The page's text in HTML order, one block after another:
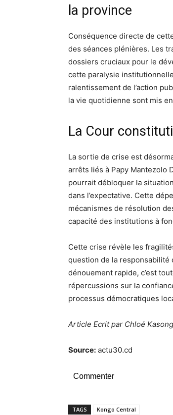
la province
Conséquence directe de
des séances plénières. Les
dossiers cruciaux pour le
cette paralysie
ralentissement de l’action
la vie quotidienne sont mis
La Cour
La sortie de crise est
arrêts liés à Papy Mantezolo
pourrait débloquer la
dans l’expectative. Cette
mécanismes de résolution
capacité des institutions à
Cette crise révèle les
question de la responsabilité
dénouement rapide, c’est
répercussions sur la
processus démocratiques
Article Ecrit par Chloé Kasong
Source: actu30.cd
Commenter
TAGS Kongo Central